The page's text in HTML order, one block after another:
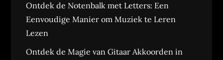
Ontdek de Notenbalk met Letters: Een
Eenvoudige Manier om Muziek te Leren
Lezen
Ontdek de Magie van Gitaar Akkoorden in